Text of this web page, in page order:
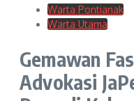
Warta Pontianak
Warta Utama
Gemawan
Advokasi